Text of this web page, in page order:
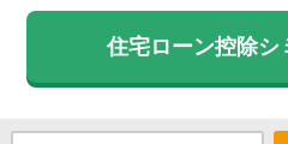
住宅ローン控除シ